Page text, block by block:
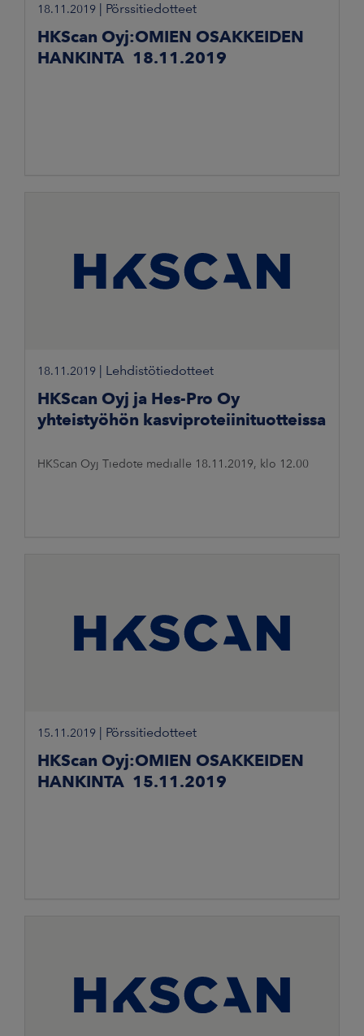
18.11.2019 Pörssitiedotteet
HKScan Oyj:OMIEN OSAKKEIDEN
HANKINTA 18.11.2019
18.11.2019 Lehdistötiedotteet
HKScan Oyj ja Hes-Pro Oy
yhteistyöhön kasviproteiinituotteissa
HKScan Oyj Tiedote medialle 18.11.2019, klo 12.00
15.11.2019 Pörssitiedotteet
HKScan Oyj:OMIEN OSAKKEIDEN
HANKINTA 15.11.2019